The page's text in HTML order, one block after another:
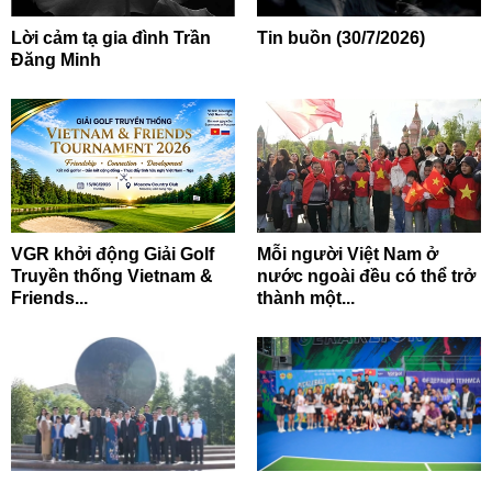
Lời cảm tạ gia đình Trần
Đăng Minh
Tin buồn (30/7/2026)
VGR khởi động Giải Golf
Truyền thống Vietnam &
Friends...
Mỗi người Việt Nam ở
nước ngoài đều có thể trở
thành một...